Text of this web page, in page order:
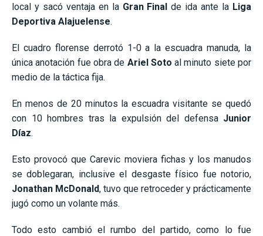
local y sacó ventaja en la Gran Final de ida ante la Liga
Deportiva Alajuelense.
El cuadro florense derrotó 1-0 a la escuadra manuda, la
única anotación fue obra de Ariel Soto al minuto siete por
medio de la táctica fija.
En menos de 20 minutos la escuadra visitante se quedó
con 10 hombres tras la expulsión del defensa Junior
Díaz.
Esto provocó que Carevic moviera fichas y los manudos
se doblegaran, inclusive el desgaste físico fue notorio,
Jonathan McDonald, tuvo que retroceder y prácticamente
jugó como un volante más.
Todo esto cambió el rumbo del partido, como lo fue